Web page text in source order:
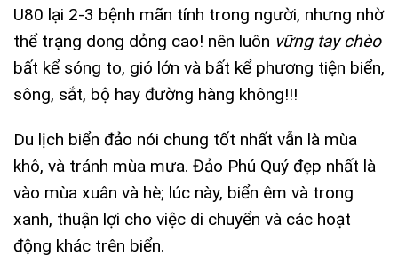
U80 lại 2-3 bệnh mãn tính trong người, nhưng nhờ
thể trạng dong dỏng cao! nên luôn vững tay chèo
bất kể sóng to, gió lớn và bất kể phương tiện biển,
sông, sắt, bộ hay đường hàng không!!!
Du lịch biển đảo nói chung tốt nhất vẫn là mùa
khô, và tránh mùa mưa. Đảo Phú Quý đẹp nhất là
vào mùa xuân và hè; lúc này, biển êm và trong
xanh, thuận lợi cho việc di chuyển và các hoạt
động khác trên biển.